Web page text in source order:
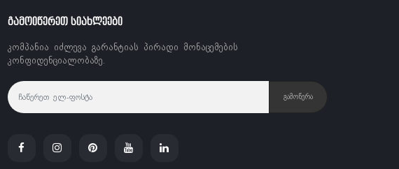
ᲒᲐᲛᲝᲘᲬᲔᲠᲔᲗ ᲡᲘᲐᲮᲚᲔᲔᲑᲘ
კომპანია იძლევა გარანტიას პირადი მონაცემების
კონფიდენციალობაზე.
ᲒᲐᲛᲝᲬᲔᲠᲐ